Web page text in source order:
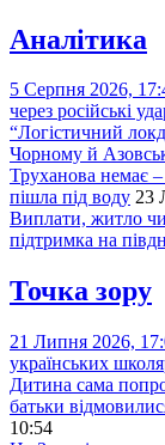
Аналітика
5 Серпня 2026,
через російські
“Логістичний
Чорному й
Труханова немає
пішла під воду 23
Виплати, житло чи
підтримка на
Точка зору
21 Липня 2026,
українських
Дитина сама
батьки
10:54